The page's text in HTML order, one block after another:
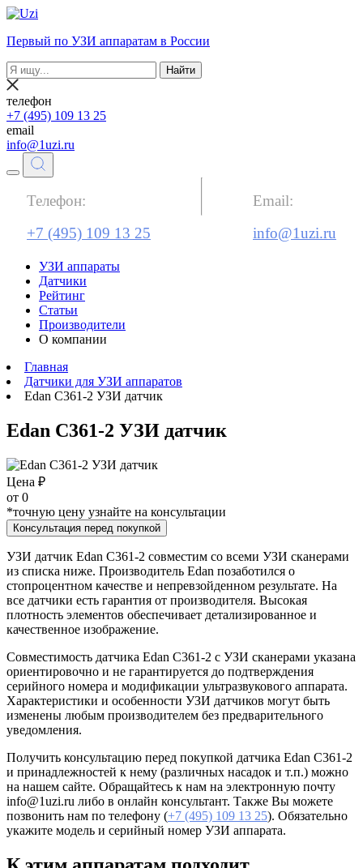
Первый по УЗИ аппаратам в России
Найти
телефон
+7 (495) 109 13 25
email
info@1uzi.ru
Телефон:
+7 (495) 109 13 25
Email:
info@1uzi.ru
УЗИ аппараты
Датчики
Рейтинг
Статьи
Производители
О компании
Главная
Датчики для УЗИ аппаратов
Edan C361-2 УЗИ датчик
Edan C361-2 УЗИ датчик
Цена ₽
от 0
*точную цену узнайте на консультации
Консультация перед покупкой
УЗИ датчик Edan C361-2 совместим со всеми УЗИ сканерами
из списка ниже. Производитель Edan позаботился о
стопроцентном качестве и непревзойденном результате. На
все датчики есть гарантия от производителя. Высокая
плотность элементов обеспечивает детализированное и
качественное изображение.
Совместимость датчика Edan C361-2 с УЗИ сканерами указана
ориентировочно и не гарантируется до подтверждения
серийного номера и модификации ультразвукового аппарата.
Характеристики и особенности УЗИ датчиков могут быть
изменены любым производителем без предварительного
уведомления.
Получить консультацию перед покупкой датчика Edan C361-2
и принадлежностей к нему (различных насадок и т.п.) можно
на нашем сайте. Обращайтесь к нам на электронную почту
info@1uzi.ru либо в онлайн консультант. Также Вы можете
позвонить нам по телефону (+7 (495) 109 13 25). Обязательно
укажите модель и серийный номер УЗИ аппарата.